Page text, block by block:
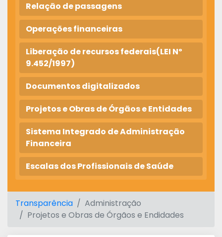
Relação de passagens
Operações financeiras
Liberação de recursos federais(LEI Nº
9.452/1997)
Documentos digitalizados
Projetos e Obras de Órgãos e Entidades
Sistema Integrado de Administração
Financeira
Escalas dos Profissionais de Saúde
Transparência
Administração
Projetos e Obras de Órgãos e Endidades